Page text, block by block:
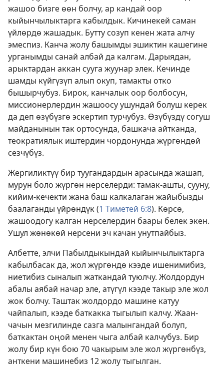
жашоо бизге өөн болчу, ар кандай оор
кыйынчылыктарга кабылдык. Кичинекей саман
үйлөрдө жашадык. Бутту созуп кенен жата алчу
эмеспиз. Канча жолу башымды эшиктин кашегине
урганымды санай албай да калгам. Дарыядан,
арыктардан аккан сууга жуунар элек. Кечинде
шамды күйгүзүп алып окуп, тамакты отко
бышырчубуз. Бирок, канчалык оор болбосун,
миссионерлердин жашоосу ушундай болуш керек
да деп өзүбүзгө эскертип турчубуз. Өзүбүздү согуш
майданынын так ортосунда, башкача айтканда,
теократиялык иштердин чордонунда жүргөндөй
сезчүбүз.
Жергиликтүү бир туугандардын арасында жашап,
мурун боло жүргөн нерселерди: тамак-ашты, сууну,
кийим-кечекти жана баш калкалаган жайыбызды
баалаганды үйрөндүк (1 Тиметей 6:8). Көрсө,
жашоодогу калган нерселердин баары белек экен.
Ушул жөнөкөй нерсени эч качан унутпайбыз.
Албетте, элчи Пабылдыкындай кыйынчылыктарга
кабылбасак да, жол жүргөндө кээде ишенимибиз,
ниетибиз сыналып жаткандай туюлчу. Жолдордун
абалы аябай начар эле, атүгүл кээде такыр эле жол
жок болчу. Таштак жолдордо машине катуу
чайпалып, кээде баткакка тыгылып калчу. Жаан-
чачын мезгилинде сазга малынгандай болуп,
баткактан оңой менен чыга албай калчубуз. Бир
жолу бир күн бою 70 чакырым эле жол жүргөнбүз,
анткени машинебиз 12 жолу тыгылган.